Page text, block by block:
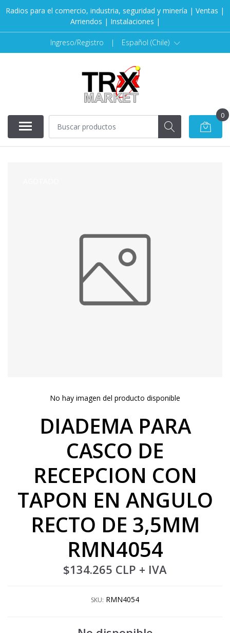
Radios para el comercio, industria, seguridad y minería | Ventas |
Arriendos | Instalaciones |
Ingreso/Registro | Español (Chile)
0
No hay imagen del producto disponible
DIADEMA PARA
CASCO DE
RECEPCION CON
TAPON EN ANGULO
RECTO DE 3,5MM
RMN4054
$134.265 CLP + IVA
SKU: RMN4054